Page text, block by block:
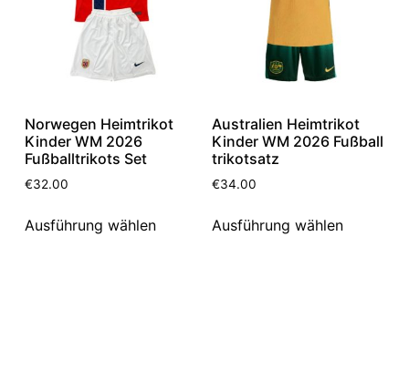
Norwegen Heimtrikot
Kinder WM 2026
Fußballtrikots Set
€32.00
Ausführung wählen
Australien Heimtrikot
Kinder WM 2026 Fußball
trikotsatz
€34.00
Ausführung wählen